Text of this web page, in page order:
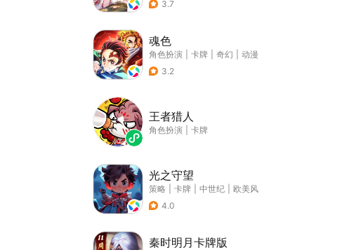
3.7
魂色
角色扮演 卡牌 奇幻
动漫
3.2
王者猎人
角色扮演 卡牌
光之守望
策略 卡牌 中世纪
欧美风
4.0
秦时明月卡牌版